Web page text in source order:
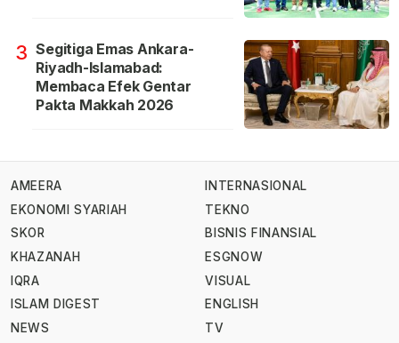
3 Segitiga Emas Ankara-
Riyadh-Islamabad:
Membaca Efek Gentar
Pakta Makkah 2026
AMEERA
EKONOMI SYARIAH
SKOR
KHAZANAH
IQRA
ISLAM DIGEST
NEWS
INTERNASIONAL
TEKNO
BISNIS FINANSIAL
ESGNOW
VISUAL
ENGLISH
TV